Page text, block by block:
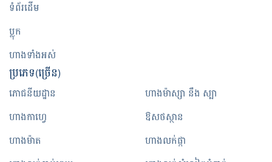
ទំព័រដើម
ប្លុក
ហាងទាំងអស់
ប្រភេទ(ច្រើន)
ភោជនីយដ្ឋាន
ហាងកាហ្វេ
ហាងម៉ាត
ហាងម៉ាស្សា នឹង ស្បា
ឱសថស្ថាន
ហាងលក់ផ្កា